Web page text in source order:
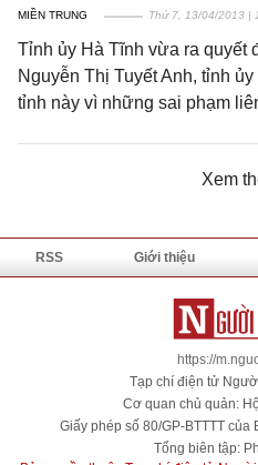
MIỀN TRUNG Thứ 7, 13/04/2013 |
Tỉnh ủy Hà Tĩnh vừa ra quyết
Nguyễn Thị Tuyết Anh, tỉnh
tỉnh này vì những sai phạm
Xem
RSS Giới thiệu
https://
Tạp chí điện tử
Cơ quan chủ quản:
Giấy phép số 80/GP-BTTTT của
Tổng biên tập: